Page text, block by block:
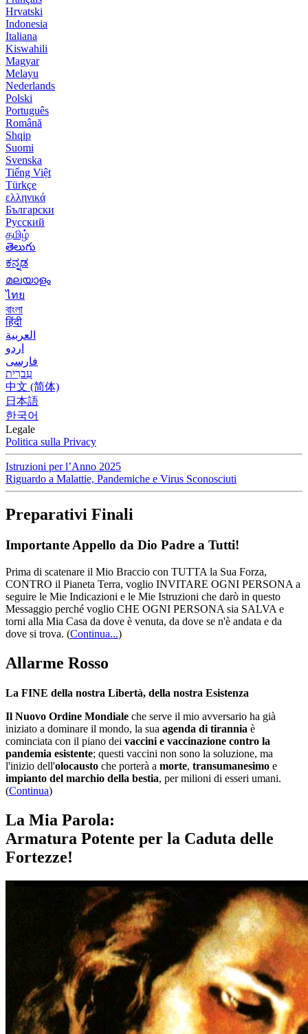
Hrvatski
Indonesia
Italiana
Kiswahili
Magyar
Melayu
Nederlands
Polski
Português
Română
Shqip
Suomi
Svenska
Tiếng Việt
Türkçe
ελληνικά
Български
Русский
தமிழ்
తెలుగు
ಕನ್ನಡ
മലയാളം
ไทย
বাংলা
हिंदी
العربية
اردو
فارسی
עִברִית
中文 (简体)
日本語
한국어
Legale
Politica sulla Privacy
Istruzioni per l’Anno 2025
Riguardo a Malattie, Pandemiche e Virus Sconosciuti
Preparativi Finali
Importante Appello da Dio Padre a Tutti!
Prima di scatenare il Mio Braccio con TUTTA la Sua Forza,
CONTRO il Pianeta Terra, voglio INVITARE OGNI PERSONA a
seguire le Mie Indicazioni e le Mie Istruzioni che darò in questo
Messaggio perché voglio CHE OGNI PERSONA sia SALVA e
torni alla Mia Casa da dove è venuta, da dove se n'è andata e da
dove si trova. (Continua...)
Allarme Rosso
La FINE della nostra Libertà, della nostra Esistenza
Il Nuovo Ordine Mondiale che serve il mio avversario ha già
iniziato a dominare il mondo, la sua agenda di tirannia è
cominciata con il piano dei vaccini e vaccinazione contro la
pandemia esistente; questi vaccini non sono la soluzione, ma
l'inizio dell'olocausto che porterà a morte, transumanesimo e
impianto del marchio della bestia, per milioni di esseri umani.
(Continua)
La Mia Parola:
Armatura Potente per la Caduta delle
Fortezze!